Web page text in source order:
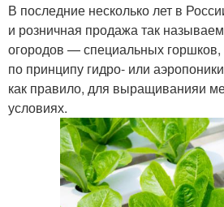
В последние несколько лет в
и розничная продажа так
огородов — специальных горшков,
по принципу гидро- или
как правило, для выращиванияи
условиях.